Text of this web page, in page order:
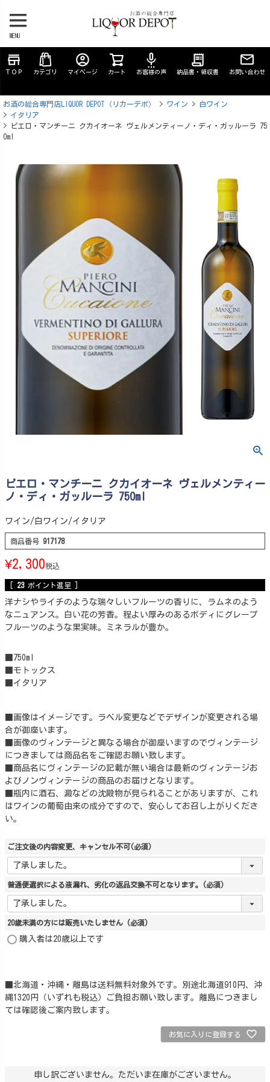
MENU
store
ＴＯＰ カテゴリ
account_circle
マイページ カート
settings_voice
お客様の声
receipt_long
納品書・領収書 お問い合わせ
お酒の総合専門店LIQUOR DEPOT（リカーデポ） ワイン
白ワイン
イタリア
ピエロ・マンチーニ クカイオーネ ヴェルメンティーノ・ディ・ガッルーラ 75
0ml
ピエロ・マンチーニ クカイオーネ ヴェルメンティー
ノ・ディ・ガッルーラ 750ml
ワイン/白ワイン/イタリア
商品番号 917178
¥2,300税込
23 ポイント進呈 ]
洋ナシやライチのような瑞々しいフルーツの香りに、ラムネのよう
なニュアンス。白い花の芳香。程よい厚みのあるボディにグレープ
フルーツのような果実味。ミネラルが豊か。
■750ml
■モトックス
■イタリア
■画像はイメージです。ラベル変更などでデザインが変更される場
合が御座います。
■画像のヴィンテージと異なる場合が御座いますのでヴィンテージ
につきましては商品名をご確認お願い致します。
■商品名にヴィンテージの記載が無い場合は最新のヴィンテージお
よびノンヴィンテージの商品のお届けとなります。
■瓶内に酒石、澱などの沈殿物が見られることがありますが、これ
はワインの葡萄由来の成分ですので、安心してお召し上がりくださ
い。
ご注文後の内容変更、キャンセル不可(必須)
普通便選択による液漏れ、劣化の返品交換不可となります。 (必須)
20歳未満の方には販売いたしません (必須)
購入者は20歳以上です
■北海道・沖縄・離島は送料無料対象外です。別途北海道910円、沖
縄1320円（いずれも税込）ご負担お願い致します。離島につきまし
ては確認後ご案内致します。
お気に入りに登録する
申し訳ございません。ただいま在庫がございません。